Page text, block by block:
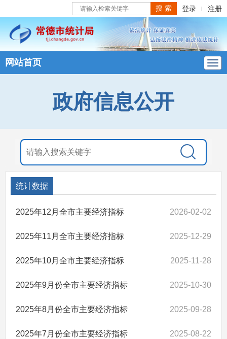
登录 | 注册
网站首页
政府信息公开
统计数据
2025年12月全市主要经济指标 2026-02-02
2025年11月全市主要经济指标 2025-12-29
2025年10月全市主要经济指标 2025-11-28
2025年9月份全市主要经济指标 2025-10-30
2025年8月份全市主要经济指标 2025-09-28
2025年7月份全市主要经济指标 2025-08-22